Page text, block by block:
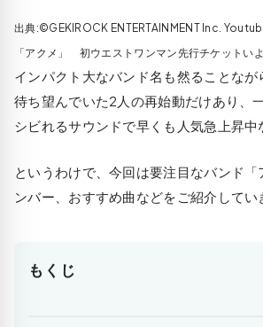
出典:©GEKIROCK ENTERTAINMENT Inc.
「アクメ」 初ウエストワンマン先行チケットい
インパクト大なバンド名も然ることな
待ち望んでいた2人の再始動だけあり、
シビれるサウンドで早くも人気急上昇中
というわけで、今回は要注目なバンド「
ンバー、おすすめ曲などをご紹介してい
もくじ